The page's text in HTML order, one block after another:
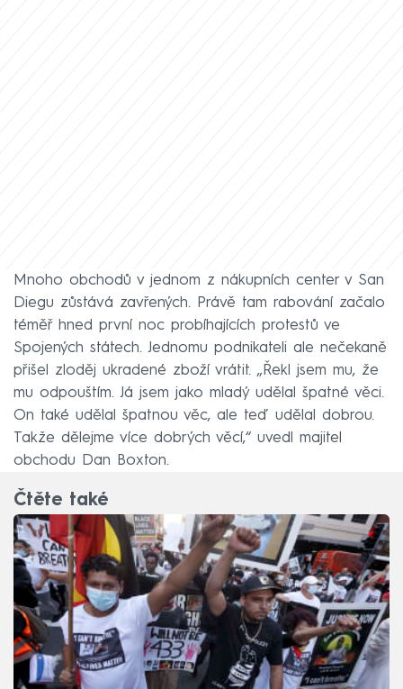
Mnoho obchodů v jednom z nákupních center v San
Diegu zůstává zavřených. Právě tam rabování začalo
téměř hned první noc probíhajících protestů ve
Spojených státech. Jednomu podnikateli ale nečekaně
přišel zloděj ukradené zboží vrátit. „Řekl jsem mu, že
mu odpouštím. Já jsem jako mladý udělal špatné věci.
On také udělal špatnou věc, ale teď udělal dobrou.
Takže dělejme více dobrých věcí,“ uvedl majitel
obchodu Dan Boxton.
Čtěte také